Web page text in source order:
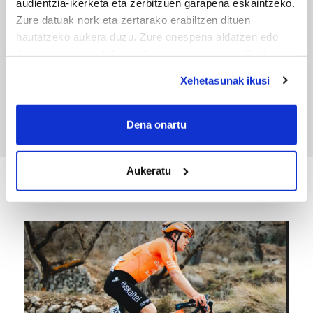
audientzia-ikerketa eta zerbitzuen garapena eskaintzeko.
Zure datuak nork eta zertarako erabiltzen dituen
hautatzeko aukera duzu. Zure onespena aldatzen edo
If you allow, we would also like to:
Collect information about your geographical
meters
Identify your device by actively scanning it for
specific characteristics (fingerprinting)
and set your preferences in thedetails section.
Guk eta gure bazkideek zure datu pertsonalak
prozesatzen ditugu, zure IP zenbakia, besteak beste,
teknologia erabiliz, cookieak adibidez, iragarki eta eduki
pertsonalizatuak eskaintzeko, iragarkiak eta edukia
Xehetasunak ikusi
Dena onartu
Aukeratu
KIROLA